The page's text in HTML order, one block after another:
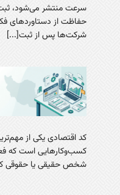
سرعت منتشر می‌شود، ثبت
حفاظت از دستاوردهای
شرکت‌ها پس از ثبت[...]
کد اقتصادی یکی از
کسب‌وکارهایی است که
شخص حقیقی یا حقوقی